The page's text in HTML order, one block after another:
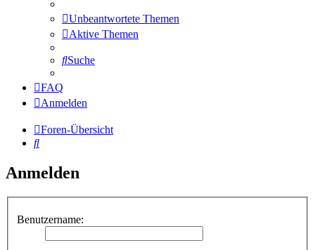
Unbeantwortete Themen
Aktive Themen
Suche
FAQ
Anmelden
Foren-Übersicht
Suche
Anmelden
Benutzername: